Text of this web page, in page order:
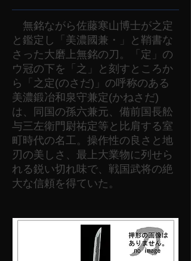
無銘ながら佐藤寒山博士が之定
と鑑定し「美濃國兼・」と鞘書な
さった大磨上無銘の刀。「定」の
ウ冠の下を「之」と刻すところか
ら「之定(のさだ)」の呼称のある
美濃鍛冶和泉守兼定(かねさだ)
は、同国の孫六兼元、備前国長舩
与三左衛門尉祐定等と比肩する室
町時代の名工。操作性の良さと地
刃の美しさ、最上大業物に列せら
れる鋭い切れ味で、戦国武将の絶
大な信頼を得ていた。